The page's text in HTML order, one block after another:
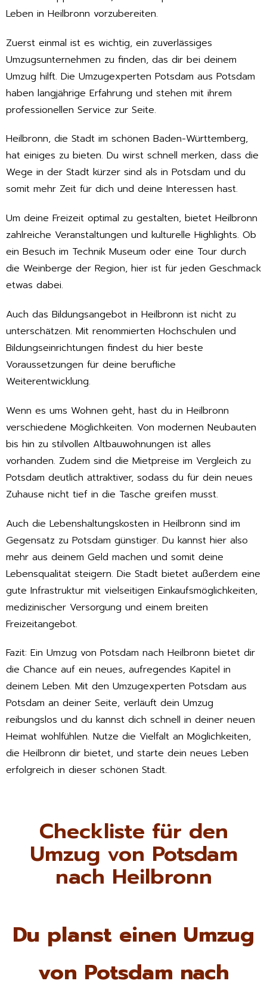
Leben in Heilbronn vorzubereiten.
Zuerst einmal ist es wichtig, ein zuverlässiges
Umzugsunternehmen zu finden, das dir bei deinem
Umzug hilft. Die Umzugexperten Potsdam aus Potsdam
haben langjährige Erfahrung und stehen mit ihrem
professionellen Service zur Seite.
Heilbronn, die Stadt im schönen Baden-Württemberg,
hat einiges zu bieten. Du wirst schnell merken, dass die
Wege in der Stadt kürzer sind als in Potsdam und du
somit mehr Zeit für dich und deine Interessen hast.
Um deine Freizeit optimal zu gestalten, bietet Heilbronn
zahlreiche Veranstaltungen und kulturelle Highlights. Ob
ein Besuch im Technik Museum oder eine Tour durch
die Weinberge der Region, hier ist für jeden Geschmack
etwas dabei.
Auch das Bildungsangebot in Heilbronn ist nicht zu
unterschätzen. Mit renommierten Hochschulen und
Bildungseinrichtungen findest du hier beste
Voraussetzungen für deine berufliche
Weiterentwicklung.
Wenn es ums Wohnen geht, hast du in Heilbronn
verschiedene Möglichkeiten. Von modernen Neubauten
bis hin zu stilvollen Altbauwohnungen ist alles
vorhanden. Zudem sind die Mietpreise im Vergleich zu
Potsdam deutlich attraktiver, sodass du für dein neues
Zuhause nicht tief in die Tasche greifen musst.
Auch die Lebenshaltungskosten in Heilbronn sind im
Gegensatz zu Potsdam günstiger. Du kannst hier also
mehr aus deinem Geld machen und somit deine
Lebensqualität steigern. Die Stadt bietet außerdem eine
gute Infrastruktur mit vielseitigen Einkaufsmöglichkeiten,
medizinischer Versorgung und einem breiten
Freizeitangebot.
Fazit: Ein Umzug von Potsdam nach Heilbronn bietet dir
die Chance auf ein neues, aufregendes Kapitel in
deinem Leben. Mit den Umzugexperten Potsdam aus
Potsdam an deiner Seite, verläuft dein Umzug
reibungslos und du kannst dich schnell in deiner neuen
Heimat wohlfühlen. Nutze die Vielfalt an Möglichkeiten,
die Heilbronn dir bietet, und starte dein neues Leben
erfolgreich in dieser schönen Stadt.
Checkliste für den
Umzug von Potsdam
nach Heilbronn
Du planst einen Umzug
von Potsdam nach